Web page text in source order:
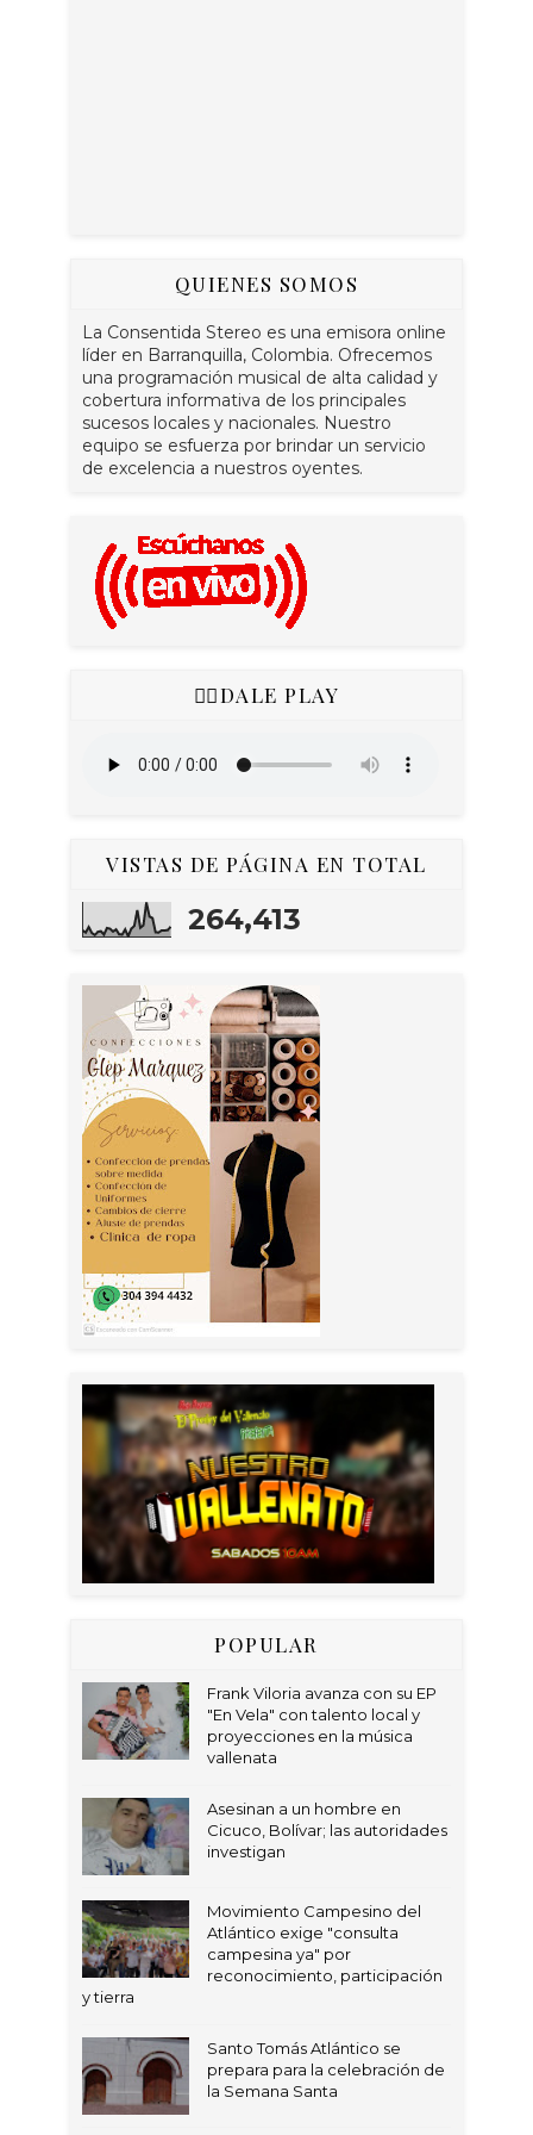
QUIENES SOMOS
La Consentida Stereo es una emisora online
líder en Barranquilla, Colombia. Ofrecemos
una programación musical de alta calidad y
cobertura informativa de los principales
sucesos locales y nacionales. Nuestro
equipo se esfuerza por brindar un servicio
de excelencia a nuestros oyentes.
👇🏻DALE PLAY
VISTAS DE PÁGINA EN TOTAL
264,413
POPULAR
Frank Viloria avanza con su EP
"En Vela" con talento local y
proyecciones en la música
vallenata
Asesinan a un hombre en
Cicuco, Bolívar; las autoridades
investigan
Movimiento Campesino del
Atlántico exige "consulta
campesina ya" por
reconocimiento, participación
y tierra
Santo Tomás Atlántico se
prepara para la celebración de
la Semana Santa